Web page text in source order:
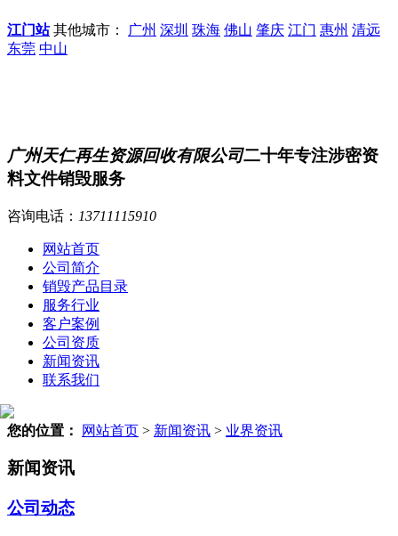
江门站其他城市： 广州 深圳 珠海 佛山 肇庆 江门 惠州 清远
东莞 中山
广州天仁再生资源回收有限公司二十年专注涉密资
料文件销毁服务
咨询电话： 13711115910
网站首页
公司简介
销毁产品目录
服务行业
客户案例
公司资质
新闻资讯
联系我们
您的位置： 网站首页 > 新闻资讯 > 业界资讯
新闻资讯
公司动态